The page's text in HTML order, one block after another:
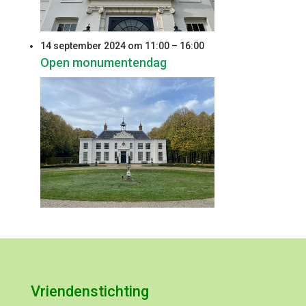
14 september 2024 om 11:00– 16:00
Open monumentendag
Vriendenstichting